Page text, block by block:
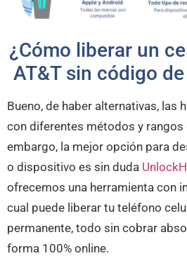
¿Cómo liberar un
AT&T sin código
Bueno, de haber alternativas, las
con diferentes métodos y rangos
embargo, la mejor opción para
o dispositivo es sin duda
ofrecemos una herramienta con
cual puede liberar tu teléfono
permanente, todo sin cobrar
forma 100% online.